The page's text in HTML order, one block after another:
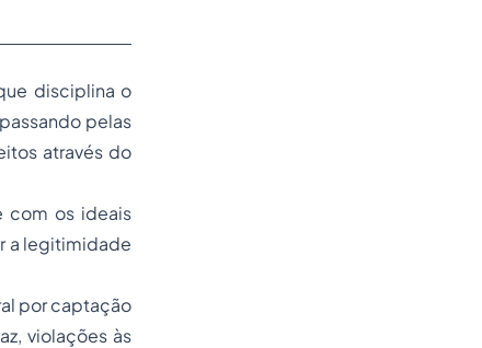
disciplina o
pelas
através do
com os ideais
a legitimidade
por captação
violações às